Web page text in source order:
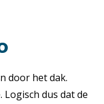
door het dak.
dus dat de